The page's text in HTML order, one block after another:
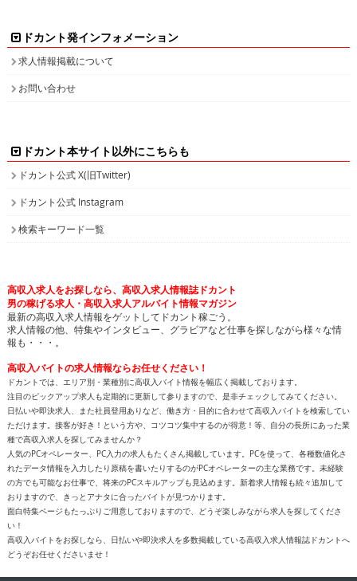
ドカント発インフォメーション
求人情報掲載について
お問い合わせ
ドカント本サイト以外にこちらも
ドカント公式 X(旧Twitter)
ドカント公式 Instagram
検索キーワード一覧
高収入求人をお探しなら、高収入求人情報誌ドカント
男の稼げる求人・高収入求人アルバイト情報マガジン
最新の高収入求人情報をゲットしてドカント稼ごう。
求人情報の他、特集やインタビュー、グラビアなど仕事を探しながら様々な情
報も・・・。
高収入バイトの求人情報ならお任せください！
ドカントでは、エリア別・業種別に高収入バイト情報を幅広く掲載しております。
注目のピックアップ求人も定期的に更新して参りますので、是非チェックしてみてください。
日払いや即決求人、また社員登用ありなど、働き方・目的に合わせて高収入バイトを検索してい
ただけます。接客が好き！という方や、コツコツ集中するのが得意！等、自分の長所にあった業
種で高収入求人を探してみませんか？
人気のPCオペレーター、PC入力の求人もたくさん掲載しています。PCを使って、各種数値化さ
れたデータ情報を入力したり原稿を書いたりするのがPCオペレーターの主な業務です。未経験
の方でも可能なお仕事で、将来のPCスキルアップも見込めます。新着求人情報も続々追加して
おりますので、きっとアナタに合ったバイトが見つかります。
面白特集ページもたっぷりご用意しておりますので、どうぞ楽しみながら求人を探してくださ
い！
高収入バイトをお探しなら、日払いや即決求人を多数掲載している高収入求人情報誌ドカントへ
どうぞお任せくださいませ！